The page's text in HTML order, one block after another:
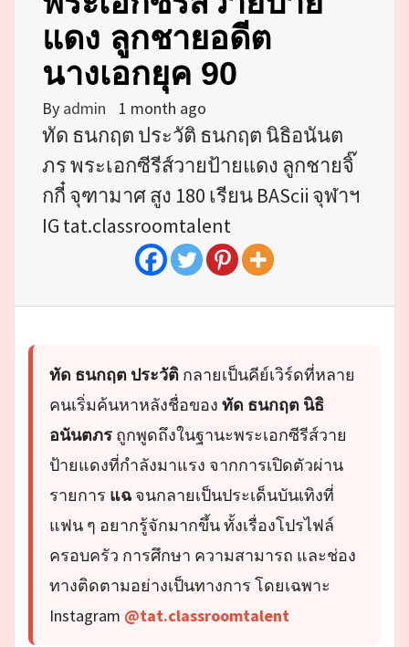
แดง ลูกชายอดีต
นางเอกยุค 90
By admin 1 month ago
ทัด ธนกฤต ประวัติ ธนกฤต นิธิอนันต
ภร พระเอกซีรีส์วายป้ายแดง ลูกชายจิ๊
กกี๋ จุฑามาศ สูง 180 เรียน BAScii จุฬาฯ
IG tat.classroomtalent
ทัด ธนกฤต ประวัติ กลายเป็นคีย์เวิร์ดที่หลาย
คนเริ่มค้นหาหลังชื่อของ ทัด ธนกฤต นิธิ
อนันตภร ถูกพูดถึงในฐานะพระเอกซีรีส์วาย
ป้ายแดงที่กำลังมาแรง จากการเปิดตัวผ่าน
รายการ แฉจนกลายเป็นประเด็นบันเทิงที่
แฟน ๆ อยากรู้จักมากขึ้น ทั้งเรื่องโปรไฟล์
ครอบครัว การศึกษา ความสามารถ และช่อง
ทางติดตามอย่างเป็นทางการ โดยเฉพาะ
Instagram @tat.classroomtalent